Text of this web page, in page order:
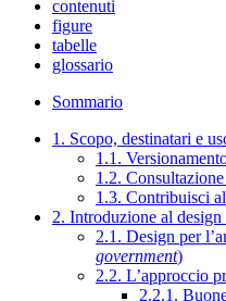
contenuti
figure
tabelle
glossario
Sommario
1. Scopo, destinatari e
1.1.
1.2.
1.3. Contribuisci
2. Introduzione al
2.1. Design per
government)
2.2. L’approccio
2.2.1.